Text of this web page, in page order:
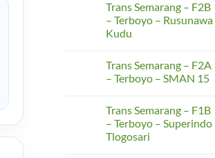
Penggaron
Banyumanik
on
Trans
Semarang
–
Terboyo
Rusunawa
Trans Semarang – F2B
– Terboyo – Rusunawa
Kudu
on
Trans
Semarang
–
Terboyo
–
Rusunawa
Trans Semarang – F2A
– Terboyo – SMAN 15
on
Trans
Semarang
–
Trans Semarang – F1B
– Terboyo – Superindo
Tlogosari